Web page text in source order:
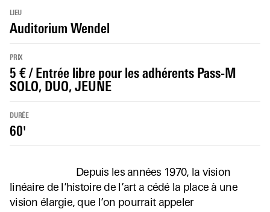
LIEU
Auditorium Wendel
PRIX
5 € / Entrée libre pour les adhérents Pass-M
SOLO, DUO, JEUNE
DURÉE
60'
Depuis les années 1970, la vision
linéaire de l’histoire de l’art a cédé la place à une
vision élargie, que l’on pourrait appeler